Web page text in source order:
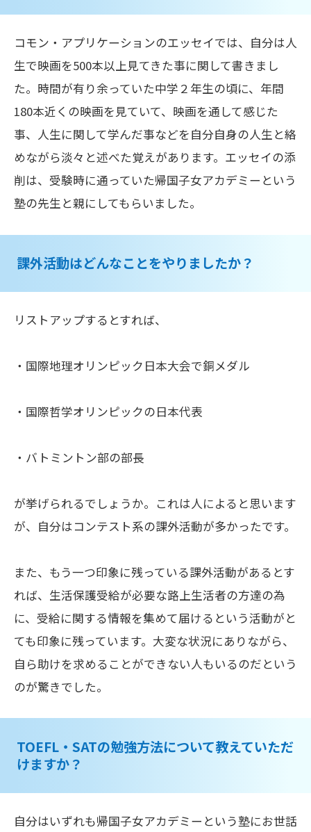
コモン・アプリケーションのエッセイでは、自分は人
生で映画を500本以上見てきた事に関して書きまし
た。時間が有り余っていた中学２年生の頃に、年間
180本近くの映画を見ていて、映画を通して感じた
事、人生に関して学んだ事などを自分自身の人生と絡
めながら淡々と述べた覚えがあります。エッセイの添
削は、受験時に通っていた帰国子女アカデミーという
塾の先生と親にしてもらいました。
課外活動はどんなことをやりましたか？
リストアップするとすれば、
・ 国際地理オリンピック日本大会で銅メダル
・国際哲学オリンピックの日本代表
・バトミントン部の部長
が挙げられるでしょうか。これは人によると思います
が、自分はコンテスト系の課外活動が多かったです。
また、もう一つ印象に残っている課外活動があるとす
れば、生活保護受給が必要な路上生活者の方達の為
に、受給に関する情報を集めて届けるという活動がと
ても印象に残っています。大変な状況にありながら、
自ら助けを求めることができない人もいるのだという
のが驚きでした。
TOEFL・SATの勉強方法について教えていただ
けますか？
自分はいずれも帰国子女アカデミーという塾にお世話